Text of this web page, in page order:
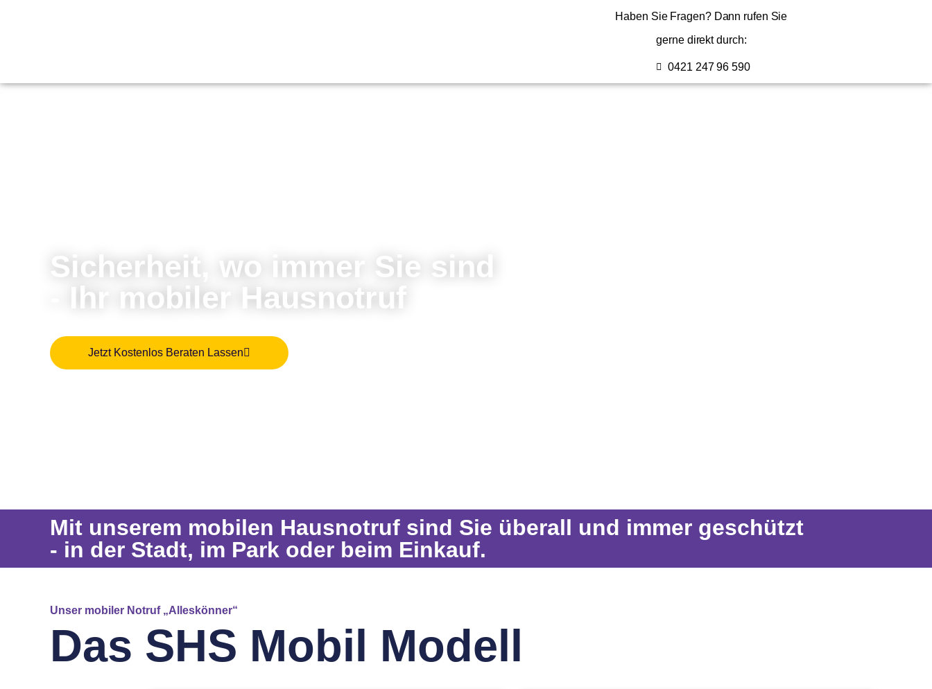
Haben Sie Fragen? Dann rufen Sie
gerne direkt durch:
0421 247 96 590
Sicherheit, wo immer Sie sind
- Ihr mobiler Hausnotruf
Jetzt Kostenlos Beraten Lassen
Mit unserem mobilen Hausnotruf sind Sie überall und immer geschützt
- in der Stadt, im Park oder beim Einkauf.
Unser mobiler Notruf „Alleskönner“
Das SHS Mobil Modell